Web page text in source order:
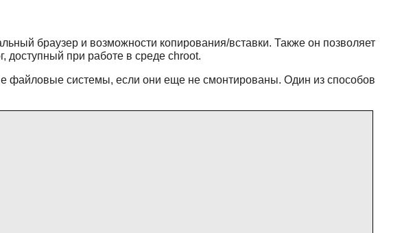
браузер и возможности копирования/вставки. Также он позволяет
доступный при работе в среде chroot.
файловые системы, если они еще не смонтированы. Один из способов